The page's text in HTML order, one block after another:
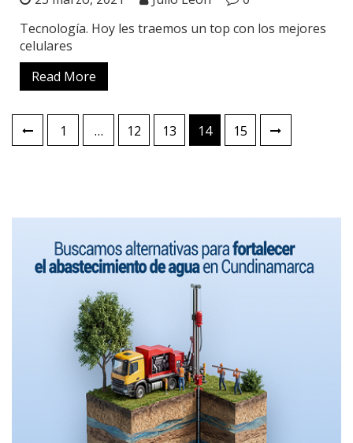
Tecnología. Hoy les traemos un top con los mejores
celulares
Read More
1 … 12 13 14 15